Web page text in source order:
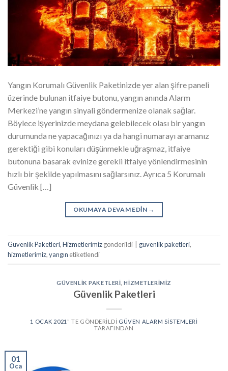
Yangın Korumalı Güvenlik Paketinizde yer alan şifre paneli
üzerinde bulunan itfaiye butonu, yangın anında Alarm
Merkezi’ne yangın sinyali göndermenize olanak sağlar.
Böylece işyerinizde meydana gelebilecek olası bir yangın
durumunda ne yapacağınızı ya da hangi numarayı aramanız
gerektiği gibi konuları düşünmekle uğraşmaz, itfaiye
butonuna basarak evinize gerekli itfaiye yönlendirmesinin
hızlı bir şekilde yapılmasını sağlarsınız. Ayrıca 5 Korumalı
Güvenlik […]
OKUMAYA DEVAM EDIN →
Güvenlik Paketleri,Hizmetlerimizgönderildi güvenlik paketleri,
hizmetlerimiz,yangın etiketlendi
GÜVENLIK PAKETLERI ,HIZMETLERIMIZ
Güvenlik Paketleri
1 OCAK 2021 ’' TE GÖNDERILDI GÜVEN ALARM SISTEMLERI
TARAFINDAN
01
Oca